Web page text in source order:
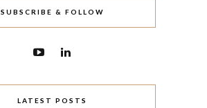
SUBSCRIBE & FOLLOW
LATEST POSTS